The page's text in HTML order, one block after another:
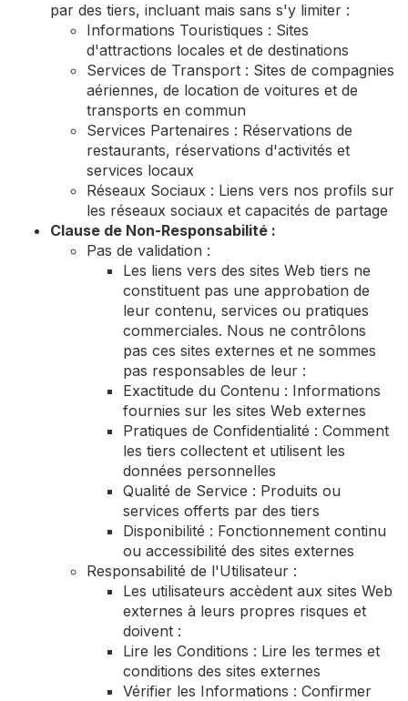
par des tiers, incluant mais sans s'y limiter :
Informations Touristiques : Sites
d'attractions locales et de destinations
Services de Transport : Sites de compagnies
aériennes, de location de voitures et de
transports en commun
Services Partenaires : Réservations de
restaurants, réservations d'activités et
services locaux
Réseaux Sociaux : Liens vers nos profils sur
les réseaux sociaux et capacités de partage
Clause de Non-Responsabilité :
Pas de validation :
Les liens vers des sites Web tiers ne
constituent pas une approbation de
leur contenu, services ou pratiques
commerciales. Nous ne contrôlons
pas ces sites externes et ne sommes
pas responsables de leur :
Exactitude du Contenu : Informations
fournies sur les sites Web externes
Pratiques de Confidentialité : Comment
les tiers collectent et utilisent les
données personnelles
Qualité de Service : Produits ou
services offerts par des tiers
Disponibilité : Fonctionnement continu
ou accessibilité des sites externes
Responsabilité de l'Utilisateur :
Les utilisateurs accèdent aux sites Web
externes à leurs propres risques et
doivent :
Lire les Conditions : Lire les termes et
conditions des sites externes
Vérifier les Informations : Confirmer